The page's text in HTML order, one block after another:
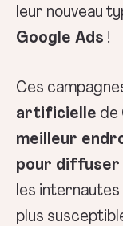
leur nouveau
Google Ads !
Ces
artificielle de
meilleur
pour diffuser
les internautes
plus